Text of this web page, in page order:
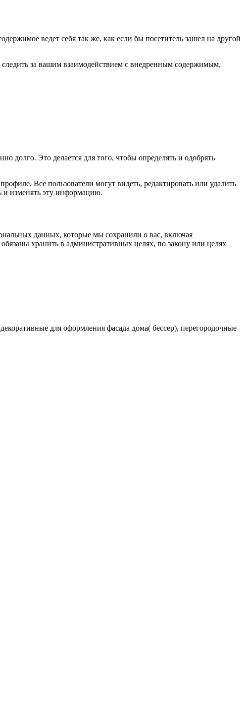
ведет себя так же, как если бы посетитель зашел на другой
следить за вашим взаимодействием с внедренным содержимым,
долго. Это делается для того, чтобы определять и одобрять
Все пользователи могут видеть, редактировать или удалить
и изменять эту информацию.
данных, которые мы сохранили о вас, включая
хранить в административных целях, по закону или целях
для оформления фасада дома( бессер), перегородочные